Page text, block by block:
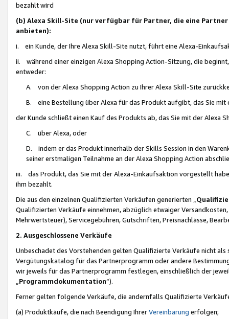
bezahlt wird
(b) Alexa Skill-Site (nur verfügbar für Partner, die eine
anbieten):
i. ein Kunde, der Ihre Alexa Skill-Site nutzt, führt eine Alexa-
ii. während einer einzigen Alexa Shopping Action-Sitzung, die
entweder:
A. von der Alexa Shopping Action zu Ihrer Alexa Skill-Site
B. eine Bestellung über Alexa für das Produkt aufgibt, das Sie mit
der Kunde schließt einen Kauf des Produkts ab, das Sie mit der Alexa
C. über Alexa, oder
D. indem er das Produkt innerhalb der Skills Session in den
seiner erstmaligen Teilnahme an der Alexa Shopping Action
iii. das Produkt, das Sie mit der Alexa-Einkaufsaktion vorgestellt
ihm bezahlt.
Die aus den einzelnen Qualifizierten Verkäufen generierten „
Qualifizierten Verkäufe einnehmen, abzüglich etwaiger
Mehrwertsteuer), Servicegebühren, Gutschriften, Preisnachlässe,
2. Ausgeschlossene Verkäufe
Unbeschadet des Vorstehenden gelten Qualifizierte Verkäufe nicht
Vergütungskatalog für das Partnerprogramm oder andere
wir jeweils für das Partnerprogramm festlegen, einschließlich der
Programmdokumentation“).
Ferner gelten folgende Verkäufe, die andernfalls Qualifizierte
(a) Produktkäufe, die nach Beendigung IhrerVereinbarung erfolgen;